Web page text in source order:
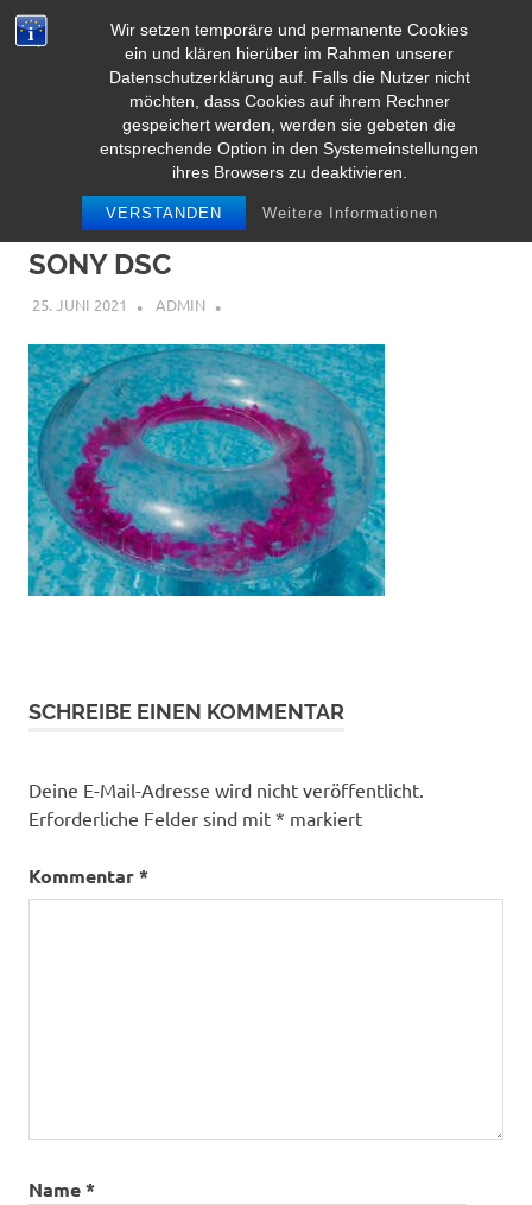
Wir setzen temporäre und permanente Cookies
ein und klären hierüber im Rahmen unserer
Datenschutzerklärung auf. Falls die Nutzer nicht
möchten, dass Cookies auf ihrem Rechner
gespeichert werden, werden sie gebeten die
entsprechende Option in den Systemeinstellungen
ihres Browsers zu deaktivieren.
VERSTANDEN Weitere Informationen
Zum
InhaltHerz Pooltoy
SONY DSC
25. JUNI 2021 ADMIN
SCHREIBE EINEN KOMMENTAR
Deine E-Mail-Adresse wird nicht veröffentlicht.
Erforderliche Felder sind mit * markiert
Kommentar*
Name*